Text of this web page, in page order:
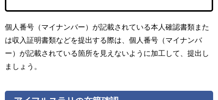
個人番号（マイナンバー）が記載されている本人確認書類また
は収入証明書類などを提出する際は、個人番号（マイナンバ
ー）が記載されている箇所を見えないように加工して、提出し
ましょう。